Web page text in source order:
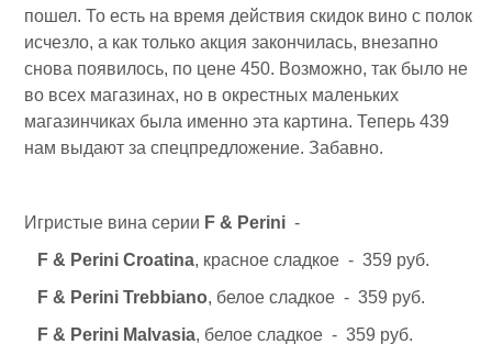
пошел. То есть на время действия скидок вино с полок
исчезло, а как только акция закончилась, внезапно
снова появилось, по цене 450. Возможно, так было не
во всех магазинах, но в окрестных маленьких
магазинчиках была именно эта картина. Теперь 439
нам выдают за спецпредложение. Забавно.
Игристые вина серии F & Perini -
F & Perini Croatina, красное сладкое - 359 руб.
F & Perini Trebbiano, белое сладкое - 359 руб.
F & Perini Malvasia, белое сладкое - 359 руб.